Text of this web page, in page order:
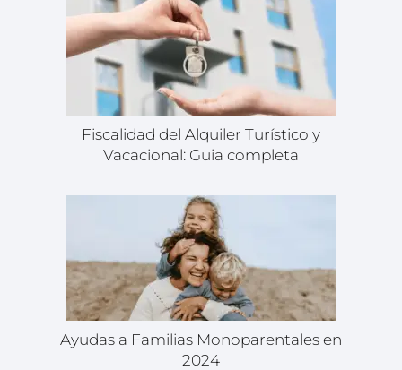
Fiscalidad del Alquiler Turístico y
Vacacional: Guia completa
Ayudas a Familias Monoparentales en
2024